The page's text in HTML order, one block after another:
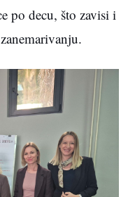
po decu, što zavisi i